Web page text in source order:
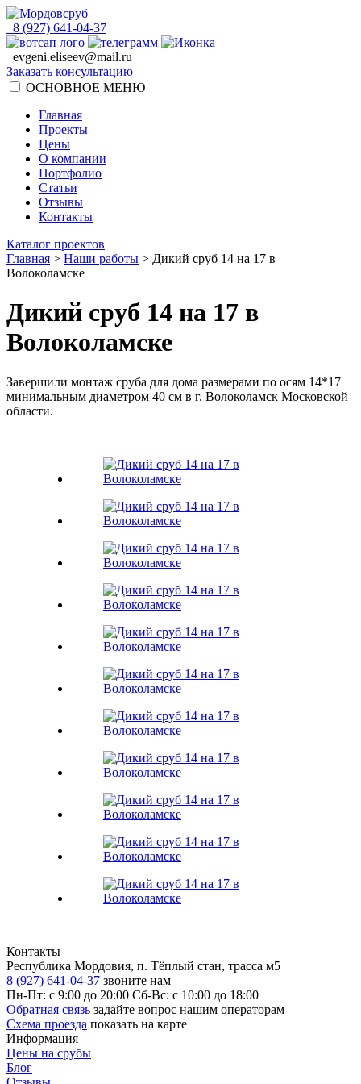
8 (927) 641-04-37
evgeni.eliseev@mail.ru
Заказать консультацию
ОСНОВНОЕ МЕНЮ
Главная
Проекты
Цены
О компании
Портфолио
Статьи
Отзывы
Контакты
Каталог проектов
Главная > Наши работы > Дикий сруб 14 на 17 в
Волоколамске
Дикий сруб 14 на 17 в
Волоколамске
Завершили монтаж сруба для дома размерами по осям 14*17
минимальным диаметром 40 см в г. Волоколамск Московской
области.
Контакты
Республика Мордовия, п. Тёплый стан, трасса м5
8 (927) 641-04-37 звоните нам
Пн-Пт: с 9:00 до 20:00 Сб-Вс: с 10:00 до 18:00
Обратная связь задайте вопрос нашим операторам
Схема проезда показать на карте
Информация
Цены на срубы
Блог